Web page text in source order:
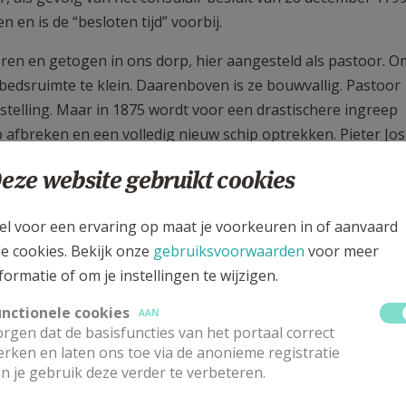
en is de “besloten tijd” voorbij.
en getogen in ons dorp, hier aangesteld als pastoor.
te klein. Daarenboven is ze bouwvallig. Pastoor
Maar in 1875 wordt voor een drastischere ingreep
en een volledig nieuw schip optrekken. Pieter
gebouw af om het jaar nadien met de heropbouw te
plaats in 1881 en op 18 september 1886 wordt de
plechtigheid is ook Jos De Volder, minister van justitie,
en de kerkdecoratie. De firma
Die is van de hand van Hendrik Peeters en Pierre
wereldtentoonstelling van Parijs heeft gestaan en
en restauratiewerken plaats. Zo wordt, in de periode
website gebruikt cookies
voor een ervaring op maat je voorkeuren in of aanvaard
cookies. Bekijk onze gebruiksvoorwaarden voor meer
of om je instellingen te wijzigen.
cookies
AAN
dat de basisfuncties van het portaal correct
en laten ons toe via de anonieme registratie
je gebruik deze verder te verbeteren.